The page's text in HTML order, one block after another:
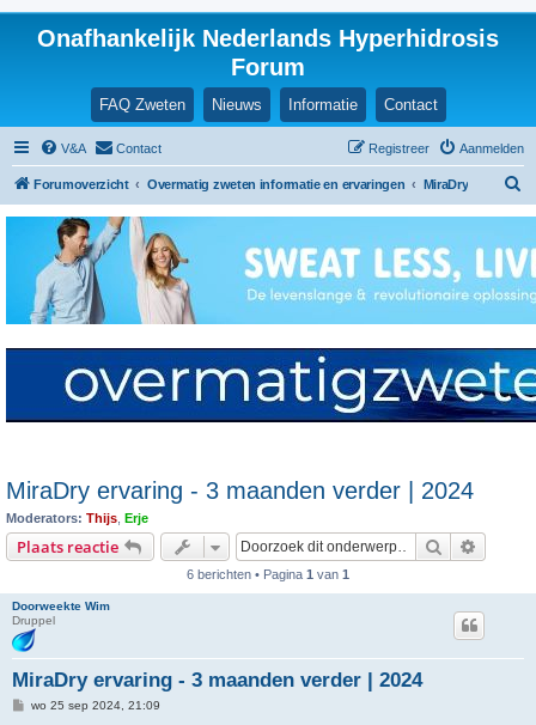
Onafhankelijk Nederlands Hyperhidrosis
Forum
FAQ Zweten Nieuws Informatie Contact
V&A Contact Aanmelden
Registreer
Forumoverzicht Overmatig zweten informatie en ervaringen MiraDry
k
MiraDry ervaring - 3 maanden verder | 2024
Moderators: Thijs Erje
Plaats reactie Zoek
6 berichten • Pagina 1 van 1
Doorweekte Wim
Druppel
MiraDry ervaring - 3 maanden verder | 2024
Bwo 25 sep 2024, 21:09